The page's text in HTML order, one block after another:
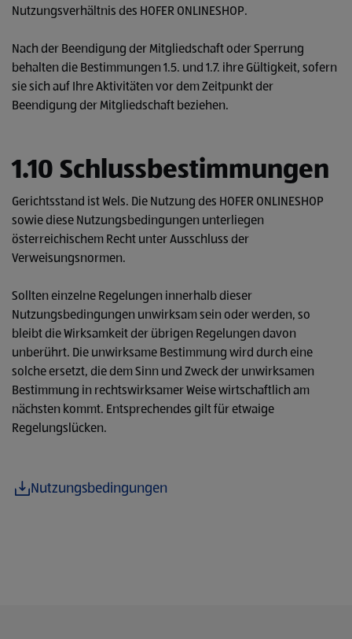
Nutzungsverhältnis des HOFER ONLINESHOP.
Nach der Beendigung der Mitgliedschaft oder Sperrung
behalten die Bestimmungen 1.5. und 1.7. ihre Gültigkeit, sofern
sie sich auf Ihre Aktivitäten vor dem Zeitpunkt der
Beendigung der Mitgliedschaft beziehen.
1.10 Schlussbestimmungen
Gerichtsstand ist Wels. Die Nutzung des HOFER ONLINESHOP
sowie diese Nutzungsbedingungen unterliegen
österreichischem Recht unter Ausschluss der
Verweisungsnormen.
Sollten einzelne Regelungen innerhalb dieser
Nutzungsbedingungen unwirksam sein oder werden, so
bleibt die Wirksamkeit der übrigen Regelungen davon
unberührt. Die unwirksame Bestimmung wird durch eine
solche ersetzt, die dem Sinn und Zweck der unwirksamen
Bestimmung in rechtswirksamer Weise wirtschaftlich am
nächsten kommt. Entsprechendes gilt für etwaige
Regelungslücken.
Nutzungsbedingungen